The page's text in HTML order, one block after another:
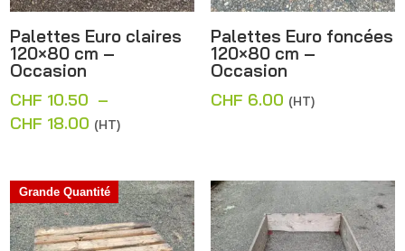
Palettes Euro claires
120×80 cm –
Occasion
CHF 10.50 –
CHF 18.00 Plage
CHF 10.50
à
CHF 18.00
(HT)
Palettes Euro foncées
120×80 cm –
Occasion
CHF 6.00 (HT)
Grande Quantité